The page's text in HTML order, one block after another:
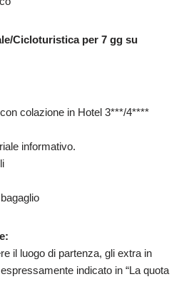
Cicloturistica per 7 gg su
colazione in Hotel 3***/4****
informativo.
il luogo di partenza, gli extra in
indicato in “La quota